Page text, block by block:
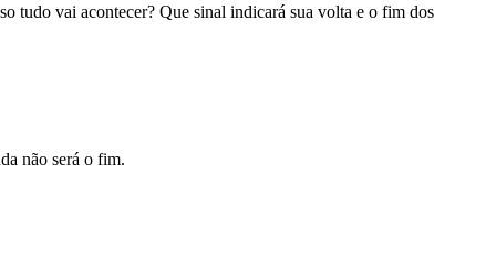
tudo vai acontecer? Que sinal indicará sua volta e o fim dos
não será o fim.